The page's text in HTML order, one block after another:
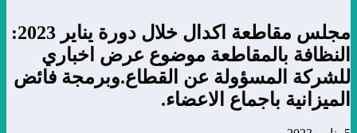
مجلس مقاطعة اكدال خلال دورة يناير 2023:
النظافة بالمقاطعة موضوع عرض اخباري
للشركة المسؤولة عن القطاع.وبرمجة فائض
الميزانية باجماع الاعضاء.